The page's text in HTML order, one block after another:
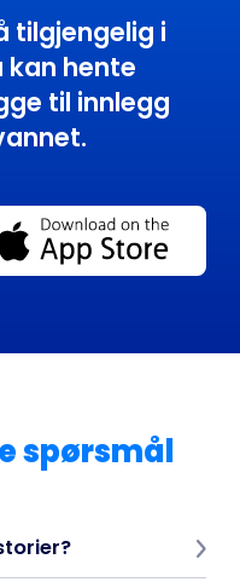
tilgjengelig i
kan hente
til innlegg
spørsmål